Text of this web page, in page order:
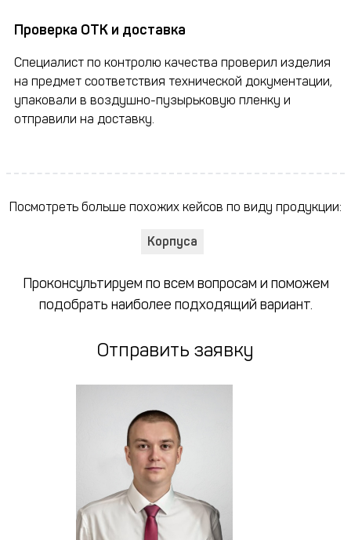
Проверка ОТК и доставка
Специалист по контролю качества проверил изделия
на предмет соответствия технической документации,
упаковали в воздушно-пузырьковую пленку и
отправили на доставку.
Посмотреть больше похожих кейсов по виду продукции:
Корпуса
Проконсультируем по всем вопросам и поможем
подобрать наиболее подходящий вариант.
Отправить заявку